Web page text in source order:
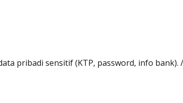
pribadi sensitif (KTP, password, info